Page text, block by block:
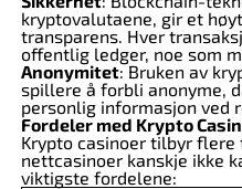
kryptovalutaene, gir et
transparens. Hver
offentlig ledger, noe som
Anonymitet: Bruken av
spillere å forbli anonyme,
personlig informasjon ved
Fordeler med Krypto
Krypto casinoer tilbyr
nettcasinoer kanskje ikke
viktigste fordelene: